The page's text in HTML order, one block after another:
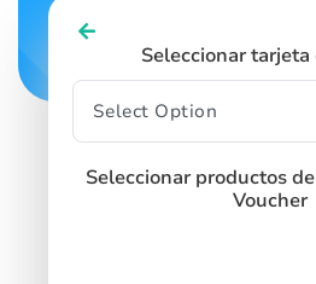
Seleccionar
Seleccionar productos
Voucher